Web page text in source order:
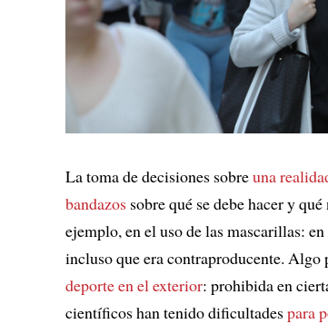
La toma de decisiones sobreuna
bandazos sobre qué se debe hacer y
ejemplo, en el uso de las mascarillas:
incluso que era contraproducente.
deporte en el exterior: prohibida en
científicos han tenido dificultadespara